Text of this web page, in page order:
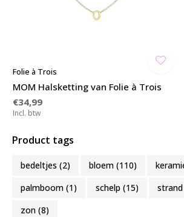
Folie à Trois
MOM Halsketting van Folie à Trois
€34,99
Incl. btw
Product tags
bedeltjes (2) bloem (110)
palmboom (1) schelp (15) strand
zon (8)